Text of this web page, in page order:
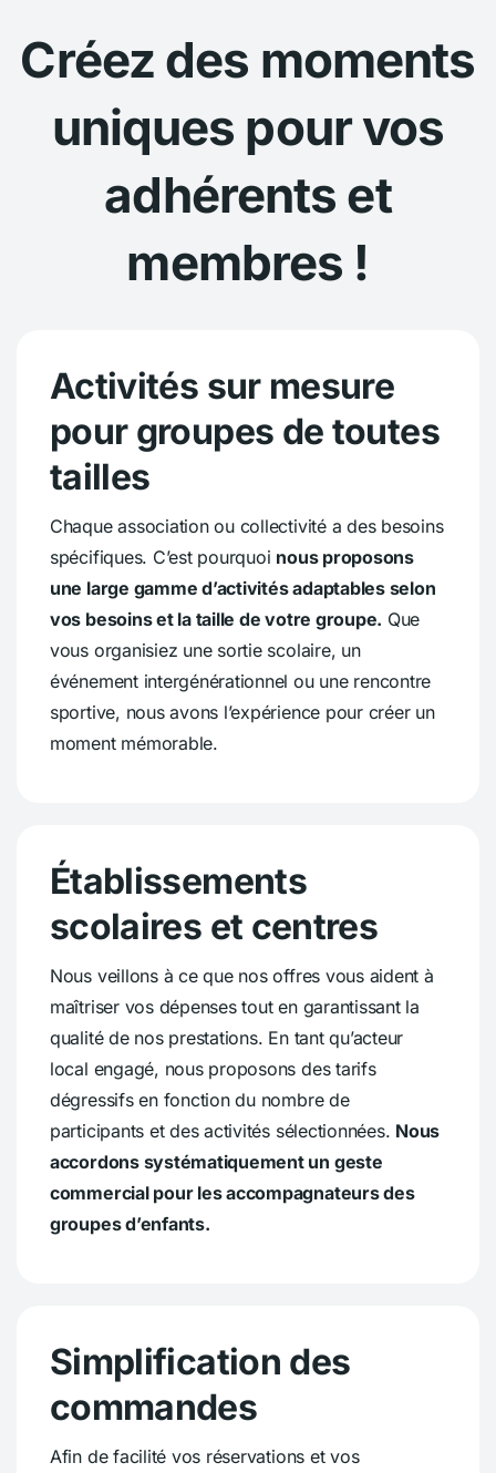
Créez des moments
uniques pour vos
adhérents et
membres !
Activités sur mesure
pour groupes de toutes
tailles
Chaque association ou collectivité a des besoins
spécifiques. C’est pourquoi nous proposons
une large gamme d’activités adaptables selon
vos besoins et la taille de votre groupe. Que
vous organisiez une sortie scolaire, un
événement intergénérationnel ou une rencontre
sportive, nous avons l’expérience pour créer un
moment mémorable.
Établissements
scolaires et centres
Nous veillons à ce que nos offres vous aident à
maîtriser vos dépenses tout en garantissant la
qualité de nos prestations. En tant qu’acteur
local engagé, nous proposons des tarifs
dégressifs en fonction du nombre de
participants et des activités sélectionnées. Nous
accordons systématiquement un geste
commercial pour les accompagnateurs des
groupes d’enfants.
Simplification des
commandes
Afin de facilité vos réservations et vos